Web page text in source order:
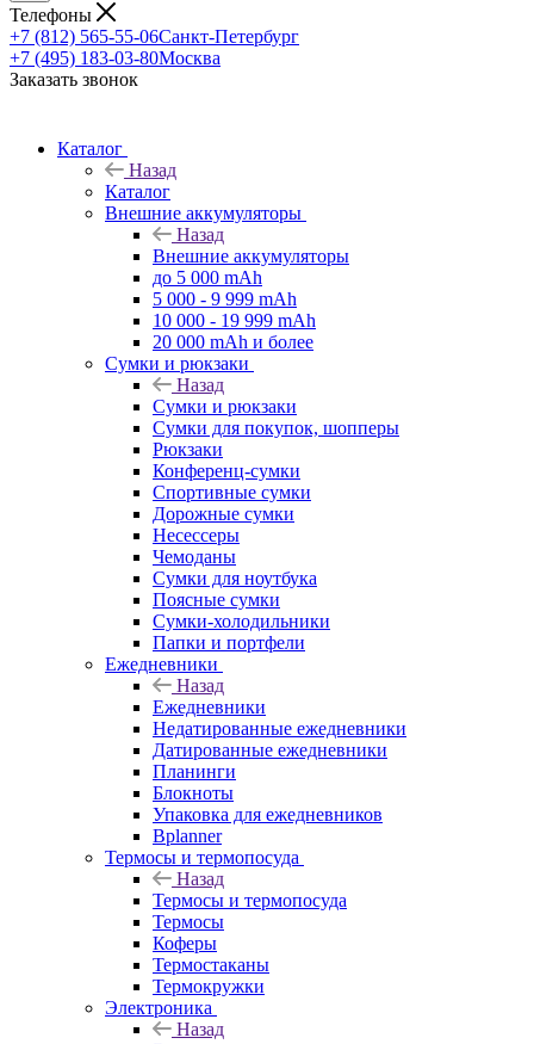
Телефоны
+7 (812) 565-55-06Санкт-Петербург
+7 (495) 183-03-80Москва
Заказать звонок
Каталог
Назад
Каталог
Внешние аккумуляторы
Назад
Внешние аккумуляторы
до 5 000 mAh
5 000 - 9 999 mAh
10 000 - 19 999 mAh
20 000 mAh и более
Сумки и рюкзаки
Назад
Сумки и рюкзаки
Сумки для покупок, шопперы
Рюкзаки
Конференц-сумки
Спортивные сумки
Дорожные сумки
Несессеры
Чемоданы
Сумки для ноутбука
Поясные сумки
Сумки-холодильники
Папки и портфели
Ежедневники
Назад
Ежедневники
Недатированные ежедневники
Датированные ежедневники
Планинги
Блокноты
Упаковка для ежедневников
Bplanner
Термосы и термопосуда
Назад
Термосы и термопосуда
Термосы
Коферы
Термостаканы
Термокружки
Электроника
Назад